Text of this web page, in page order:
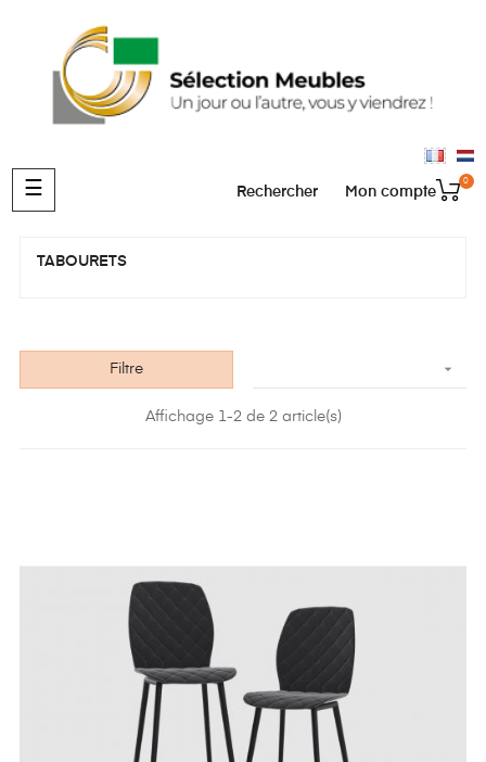
Basculer
la
☰ 0
Mon compte
Rechercher
TABOURETS

Filtre
Affichage 1-2 de 2 article(s)